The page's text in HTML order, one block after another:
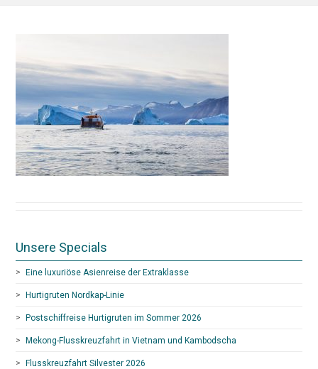
Unsere Specials
Eine luxuriöse Asienreise der Extraklasse
Hurtigruten Nordkap-Linie
Postschiffreise Hurtigruten im Sommer 2026
Mekong-Flusskreuzfahrt in Vietnam und Kambodscha
Flusskreuzfahrt Silvester 2026